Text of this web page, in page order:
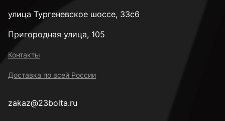
улица Тургеневское шоссе, 33с6
Пригородная улица, 105
Контакты
Доставка по всей России
zakaz@23bolta.ru